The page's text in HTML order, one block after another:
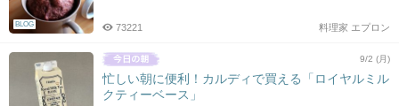
BLOG 料理家 エプロン
73221
9/2 (月)
忙しい朝に便利！カルディで買える「ロイヤルミル
クティーベース」